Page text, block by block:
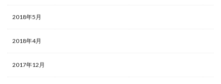
2018年5月
2018年4月
2017年12月